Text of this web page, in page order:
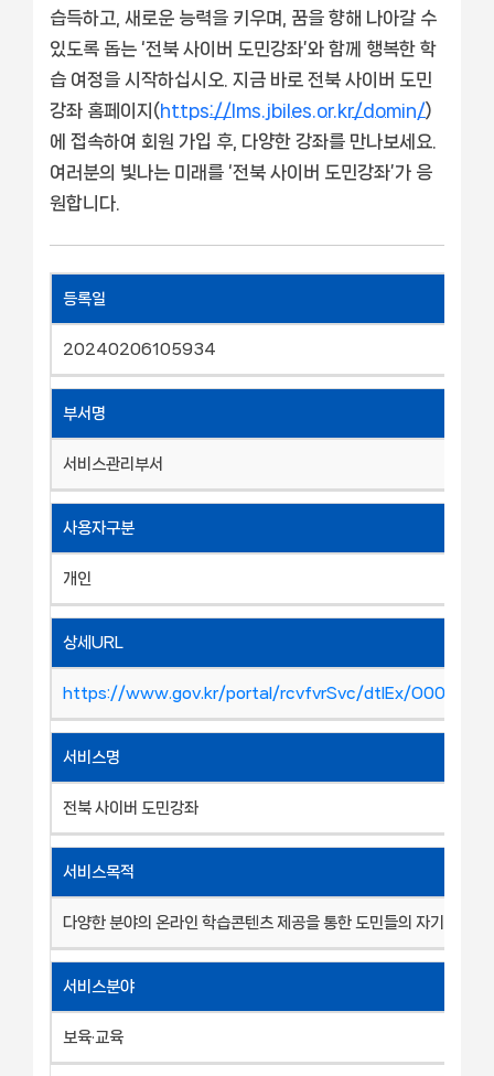
습득하고, 새로운 능력을 키우며, 꿈을 향해 나아갈 수
있도록 돕는 ‘전북 사이버 도민강좌’와 함께 행복한 학
습 여정을 시작하십시오. 지금 바로 전북 사이버 도민
강좌 홈페이지(https://lms.jbiles.or.kr/domin/)
에 접속하여 회원 가입 후, 다양한 강좌를 만나보세요.
여러분의 빛나는 미래를 ‘전북 사이버 도민강좌’가 응
원합니다.
등록일
20240206105934
부서명
서비스관리부서
사용자구분
개인
상세URL
https://www.gov.kr/portal/rcvfvrSvc/dtlEx/
서비스명
전북 사이버 도민강좌
서비스목적
다양한 분야의 온라인 학습콘텐츠 제공을 통한 도민들의 자기주도
서비스분야
보육·교육